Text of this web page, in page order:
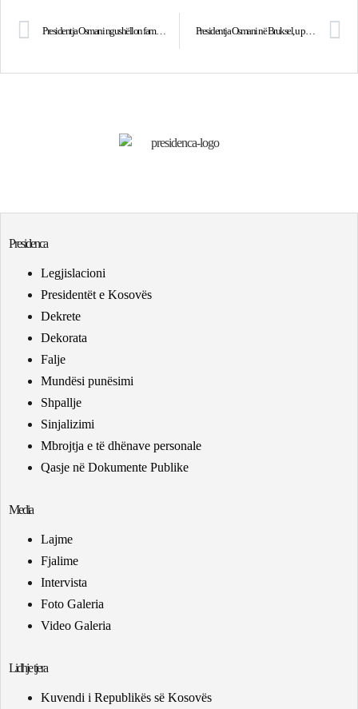
Presidentja Osmani ngushëllon familjen, të afërmit dhe komunitetin e gazetarëve për ndarjen e parakohshme nga jeta të gazetarit Zijadin Gashi Presidentja Osmani në Bruksel, u prit në takim nga Presidenti i Këshillit Evropian, António Costa
Presidenca
Legjislacioni
Presidentët e Kosovës
Dekrete
Dekorata
Falje
Mundësi punësimi
Shpallje
Sinjalizimi
Mbrojtja e të dhënave personale
Qasje në Dokumente Publike
Media
Lajme
Fjalime
Intervista
Foto Galeria
Video Galeria
Lidhje tjera
Kuvendi i Republikës së Kosovës